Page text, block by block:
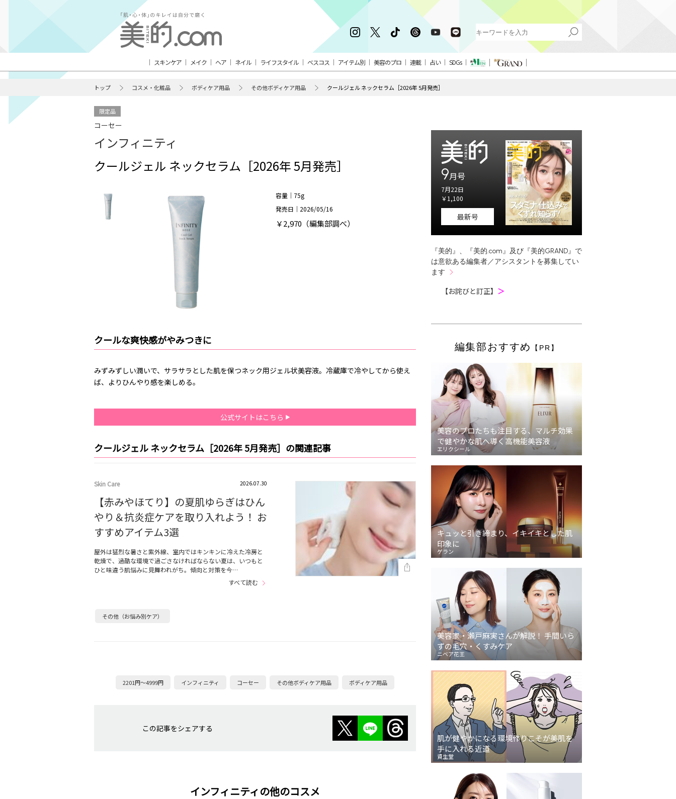
スキンケア メイク ヘア ネイル ライフスタイル ベスコス アイテム別 美容のプロ 連載 占い SDGs
トップ コスメ・化粧品 ボディケア用品 その他ボディケア用品 クールジェル ネックセラム［2026年 5月発売］
限定品
コーセー
インフィニティ
クールジェル ネックセラム［2026年 5月発売］
容量｜75g
発売日｜2026/05/16
￥2,970（編集部調べ）
クールな爽快感がやみつきに
みずみずしい潤いで、サラサラとした肌を保つネック用ジェル状美容液。冷蔵庫で冷やしてから使え
ば、よりひんやり感を楽しめる。
公式サイトはこちら
クールジェル ネックセラム［2026年 5月発売］の関連記事
Skin Care 2026.07.30
【赤みやほてり】の夏肌ゆらぎはひん
やり＆抗炎症ケアを取り入れよう！ お
すすめアイテム3選
屋外は猛烈な暑さと紫外線、室内ではキンキンに冷えた冷房と
乾燥で、過酷な環境で過ごさなければならない夏は、いつもと
ひと味違う肌悩みに見舞われがち。傾向と対策を今…
すべて読む
その他（お悩み別ケア）
2201円～4999円 インフィニティ コーセー その他ボディケア用品 ボディケア用品
この記事をシェアする
インフィニティの他のコスメ
9月号
7月22日
￥1,100
最新号
『美的』、『美的.com』及び『美的GRAND』で
は意欲ある編集者／アシスタントを募集してい
ます
【お詫びと訂正】 ＞
編集部おすすめ 【PR】
美容のプロたちも注目する、マルチ効果
で健やかな肌へ導く高機能美容液
エリクシール
キュッと引き締まり、イキイキとした肌
印象に
ゲラン
美容家・瀬戸麻実さんが解説！ 手間いら
ずの毛穴・くすみケア
ニベア花王
肌が健やかになる環境作りこそが美肌を
手に入れる近道
資生堂